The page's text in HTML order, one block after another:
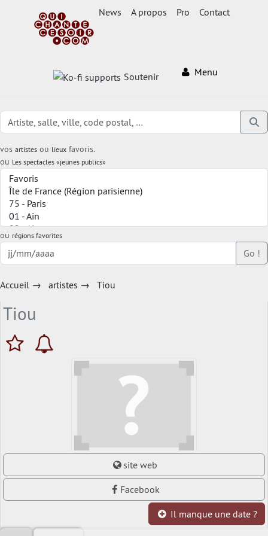
News A propos Pro Contact
Soutenir Menu
vos artistes ou lieux favoris.
ou Les spectacles «jeunes publics»
ou régions favorites
Go !
Accueil → artistes → Tiou
Tiou
site web
Facebook
Il manque une date ?